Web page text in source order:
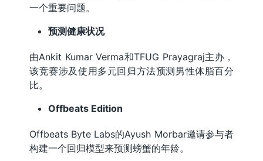
一个重要问题。
预测健康状况
由Ankit Kumar Verma和TFUG Prayagraj主办，
该竞赛涉及使用多元回归方法预测男性体脂百分
比。
Offbeats Edition
Offbeats Byte Labs的Ayush Morbar邀请参与者
构建一个回归模型来预测螃蟹的年龄。